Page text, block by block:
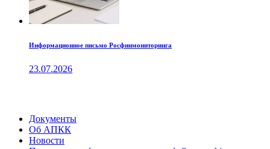
Информационное письмо Росфинмониторинга
23.07.2026
Документы
Об АПКК
Новости